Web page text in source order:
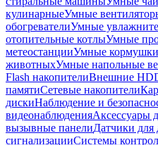
кулинарныеУмные
обогревателиУмные
отопительные котлыУмные
метеостанцииУмные
животныхУмные напольные
Flash накопителиВнешние
памятиСетевые накопители
дискиНаблюдение и
видеонаблюденияАксессуары
вызывные панелиДатчики для
сигнализацииСистемы